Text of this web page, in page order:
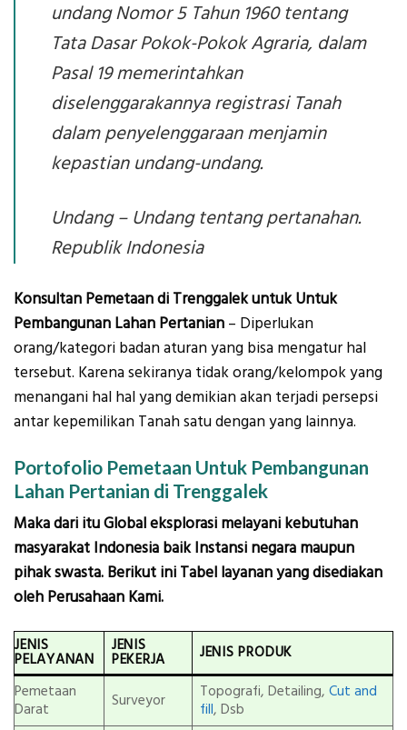
undang Nomor 5 Tahun 1960 tentang
Tata Dasar Pokok-Pokok Agraria, dalam
Pasal 19 memerintahkan
diselenggarakannya registrasi Tanah
dalam penyelenggaraan menjamin
kepastian undang-undang.
Undang – Undang tentang pertanahan.
Republik Indonesia
Konsultan Pemetaan di Trenggalek untuk Untuk
Pembangunan Lahan Pertanian – Diperlukan
orang/kategori badan aturan yang bisa mengatur hal
tersebut. Karena sekiranya tidak orang/kelompok yang
menangani hal hal yang demikian akan terjadi persepsi
antar kepemilikan Tanah satu dengan yang lainnya.
Portofolio Pemetaan Untuk Pembangunan
Lahan Pertanian di Trenggalek
Maka dari itu Global eksplorasi melayani kebutuhan
masyarakat Indonesia baik Instansi negara maupun
pihak swasta. Berikut ini Tabel layanan yang disediakan
oleh Perusahaan Kami.
JENIS
PELAYANAN
JENIS
PEKERJA JENIS PRODUK
Pemetaan
Darat
Surveyor Topografi, Detailing, Cut and
fill, Dsb